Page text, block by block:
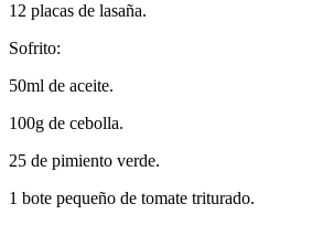
12 placas de lasaña.
Sofrito:
50ml de aceite.
100g de cebolla.
25 de pimiento verde.
1 bote pequeño de tomate triturado.